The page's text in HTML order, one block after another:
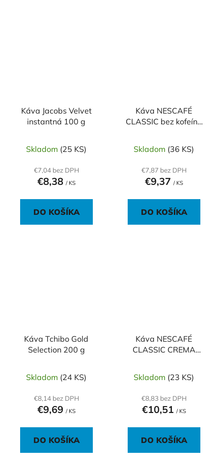
Káva Jacobs Velvet
instantná 100 g
Skladom (25 KS)
€7,04 bez DPH
€8,38 / KS
DO KOŠÍKA
Káva NESCAFÉ
CLASSIC bez kofeínu
Skladom (36 KS)
€7,87 bez DPH
€9,37 / KS
DO KOŠÍKA
Káva Tchibo Gold
Selection 200 g
Skladom (24 KS)
€8,14 bez DPH
€9,69 / KS
DO KOŠÍKA
Káva NESCAFÉ
CLASSIC CREMA
Skladom (23 KS)
€8,83 bez DPH
€10,51 / KS
DO KOŠÍKA